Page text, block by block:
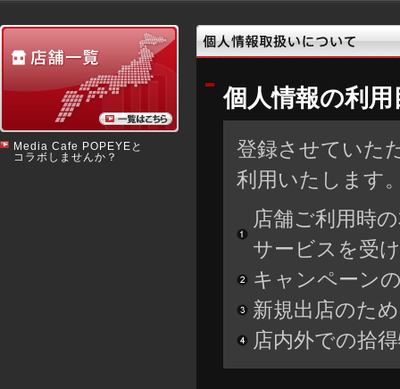
Media Cafe POPEYEと
コラボしませんか？
個人情報の利用
登録させていた
利用いたします
店舗ご利用時
サービスを受
キャンペーン
新規出店のた
店内外での拾